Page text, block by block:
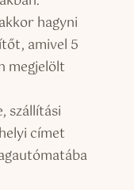
hagyni
amivel 5
megjelölt
szállítási
címet